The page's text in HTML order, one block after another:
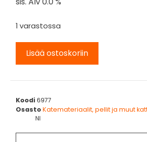
1 varastossa
Lisää ostoskoriin
Koodi6977
OsastoKatemateriaalit, pellit ja muut
NI